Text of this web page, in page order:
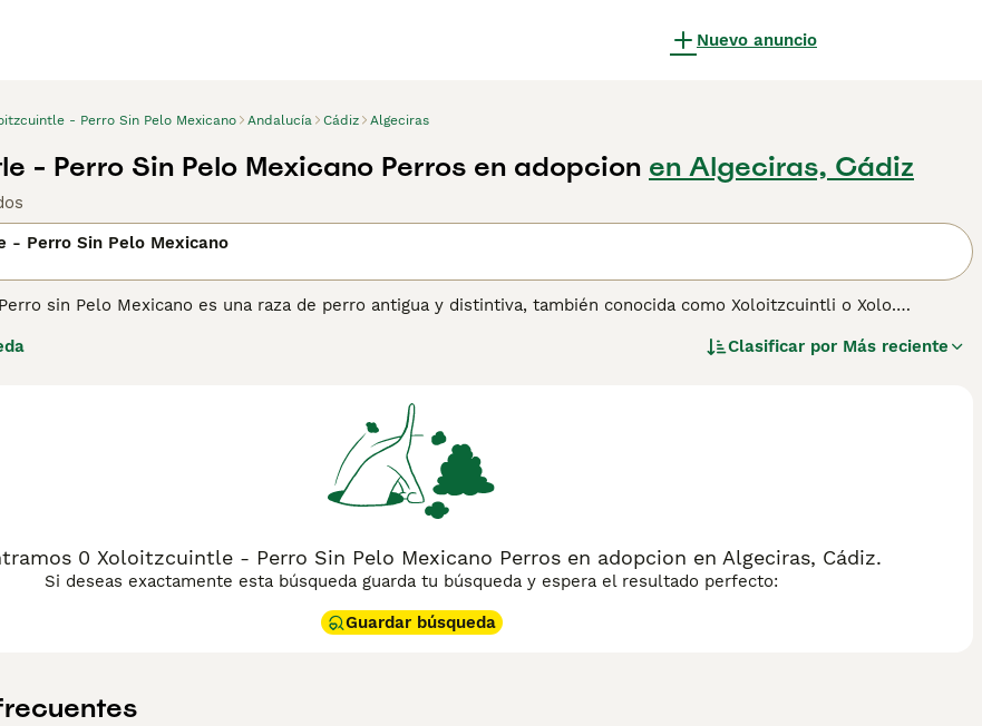
Nuevo anuncio
- Perro Sin Pelo Mexicano Andalucía Cádiz Algeciras
- Perro Sin Pelo Mexicano Perros en adopcion en Algeciras, Cádiz
- Perro Sin Pelo Mexicano
sin Pelo Mexicano es una raza de perro antigua y distintiva, también conocida como Xoloitzcuintli o Xolo.
donde se le consideraba un perro sagrado. El Xoloitzcuintli es conocido por su carácter cariñoso, leal y
entornos urbanos como rurales.
Clasificar por Más reciente
0 Xoloitzcuintle - Perro Sin Pelo Mexicano Perros en adopcion en Algeciras, Cádiz.
Si deseas exactamente esta búsqueda guarda tu búsqueda y espera el resultado perfecto:
Guardar búsqueda